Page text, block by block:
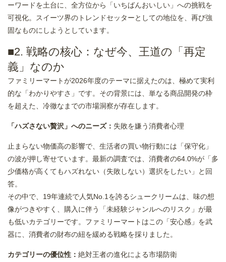
ーワードを土台に、全方位から「いちばんおいしい」への挑戦を
可視化。スイーツ界のトレンドセッターとしての地位を、再び強
固なものにしようとしています。
■2. 戦略の核心：なぜ今、王道の「再定
義」なのか
ファミリーマートが2026年度のテーマに据えたのは、極めて実利
的な「わかりやすさ」です。その背景には、単なる商品開発の枠
を超えた、冷徹なまでの市場洞察が存在します。
「ハズさない贅沢」へのニーズ： 失敗を嫌う消費者心理
止まらない物価高の影響で、生活者の買い物行動には「保守化」
の波が押し寄せています。最新の調査では、消費者の64.0%が「多
少価格が高くてもハズれない（失敗しない）選択をしたい」と回
答。
その中で、19年連続で人気No.1を誇るシュークリームは、味の想
像がつきやすく、購入に伴う「未経験ジャンルへのリスク」が最
も低いカテゴリーです。ファミリーマートはこの「安心感」を武
器に、消費者の財布の紐を緩める戦略を採りました。
カテゴリーの優位性： 絶対王者の進化による市場防衛